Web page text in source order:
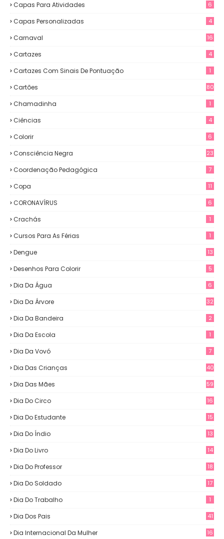
Capas Para Atividades 6
Capas Personalizadas 4
Carnaval 16
Cartazes 4
Cartazes Com Sinais De Pontuação 1
Cartões 80
Chamadinha 1
Ciências 4
Colorir 6
Consciência Negra 23
Coordenação Pedagógica 7
Copa 11
CORONAVÍRUS 6
Crachás 1
Cursos Para As Férias 1
Dengue 13
Desenhos Para Colorir 5
Dia Da Água 6
Dia Da Árvore 32
Dia Da Bandeira 2
Dia Da Escola 1
Dia Da Vovó 7
Dia Das Crianças 40
Dia Das Mães 59
Dia Do Circo 16
Dia Do Estudante 15
Dia Do Índio 13
Dia Do Livro 14
Dia Do Professor 18
Dia Do Soldado 17
Dia Do Trabalho 1
Dia Dos Pais 41
Dia Internacional Da Mulher 16